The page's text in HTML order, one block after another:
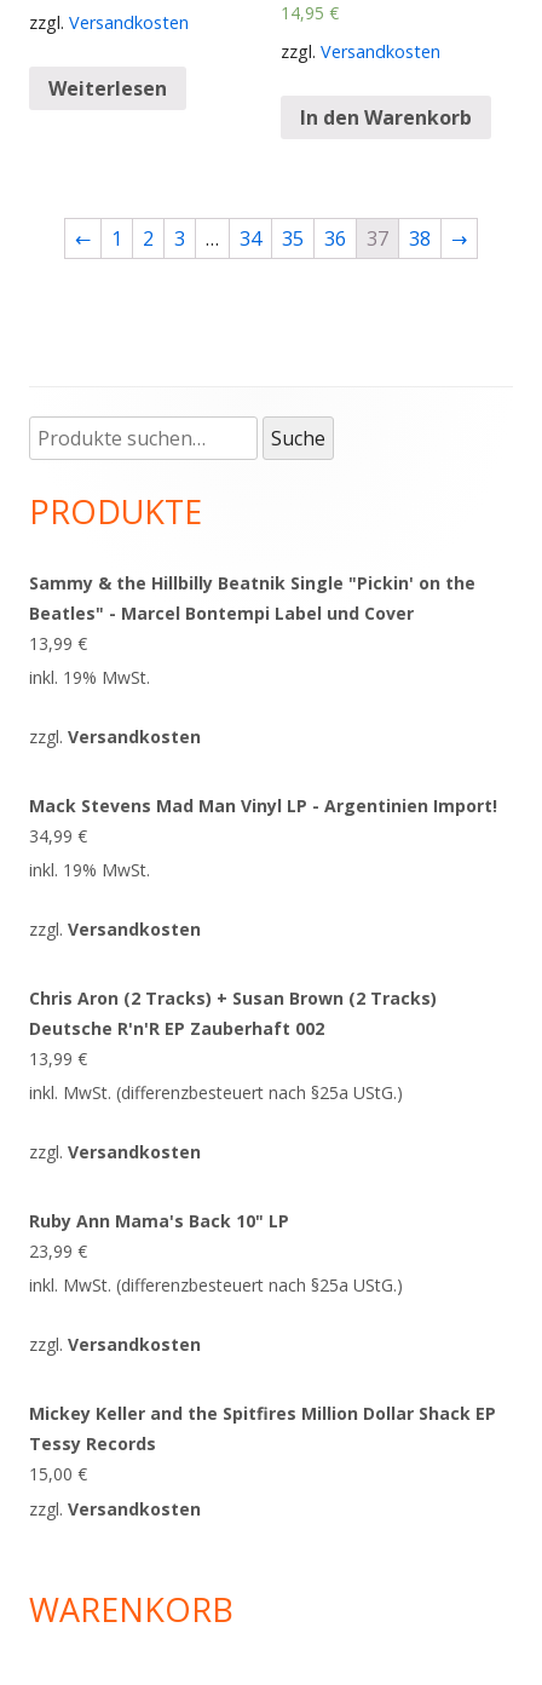
zzgl. Versandkosten
Weiterlesen
14,95 €
zzgl. Versandkosten
In den Warenkorb
← 1 2 3 … 34 35 36 37 38 →
Haupt-
Seitenleiste
Suche
nach:
Suche
PRODUKTE
Sammy & the Hillbilly Beatnik Single "Pickin' on the
Beatles" - Marcel Bontempi Label und Cover
13,99 €
inkl. 19% MwSt.
zzgl. Versandkosten
Mack Stevens Mad Man Vinyl LP - Argentinien Import!
34,99 €
inkl. 19% MwSt.
zzgl. Versandkosten
Chris Aron (2 Tracks) + Susan Brown (2 Tracks)
Deutsche R'n'R EP Zauberhaft 002
13,99 €
inkl. MwSt. (differenzbesteuert nach §25a UStG.)
zzgl. Versandkosten
Ruby Ann Mama's Back 10" LP
23,99 €
inkl. MwSt. (differenzbesteuert nach §25a UStG.)
zzgl. Versandkosten
Mickey Keller and the Spitfires Million Dollar Shack EP
Tessy Records
15,00 €
zzgl. Versandkosten
WARENKORB